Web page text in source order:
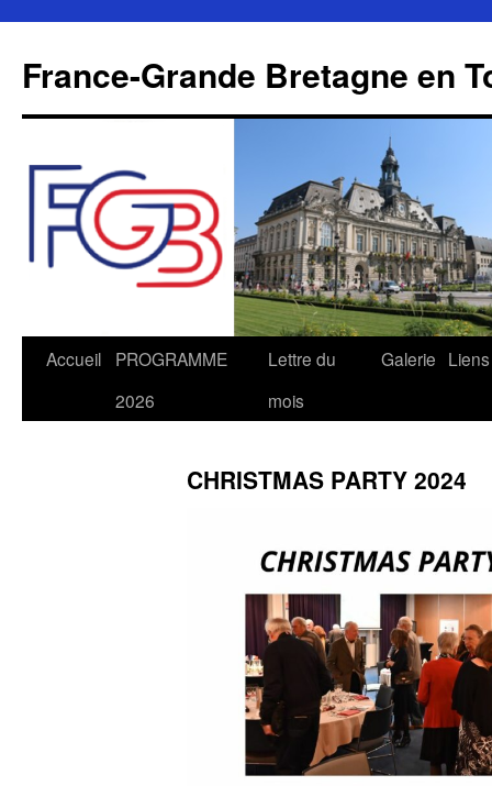
contenu
France-Grande Bretagne en
Accueil
PROGRAMME
2026
Lettre du
mois
Galerie Liens
CHRISTMAS PARTY 2024